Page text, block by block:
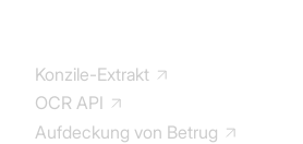
Konzile-Extrakt
OCR API
Aufdeckung von Betrug